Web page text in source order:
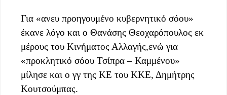
Για «ανευ προηγουμένο κυβερνητικό σόου»
έκανε λόγο και ο Θανάσης Θεοχαρόπουλος εκ
μέρους του Κινήματος Αλλαγής,ενώ για
«προκλητικό σόου Τσίπρα – Καμμένου»
μίλησε και ο γγ της ΚΕ του ΚΚΕ, Δημήτρης
Κουτσούμπας.